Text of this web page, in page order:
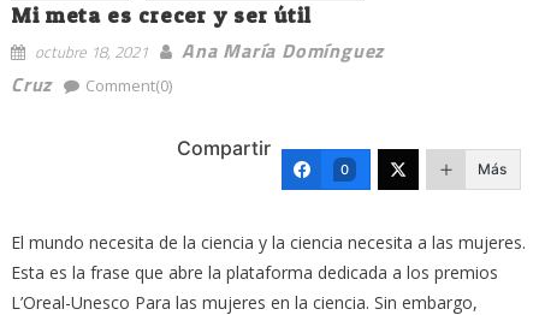
Mi meta es crecer y ser útil
octubre 18, 2021
Ana María Domínguez
Cruz
Comment(0)
Compartir
0 Más
El mundo necesita de la ciencia y la ciencia necesita a las mujeres.
Esta es la frase que abre la plataforma dedicada a los premios
L’Oreal-Unesco Para las mujeres en la ciencia. Sin embargo,